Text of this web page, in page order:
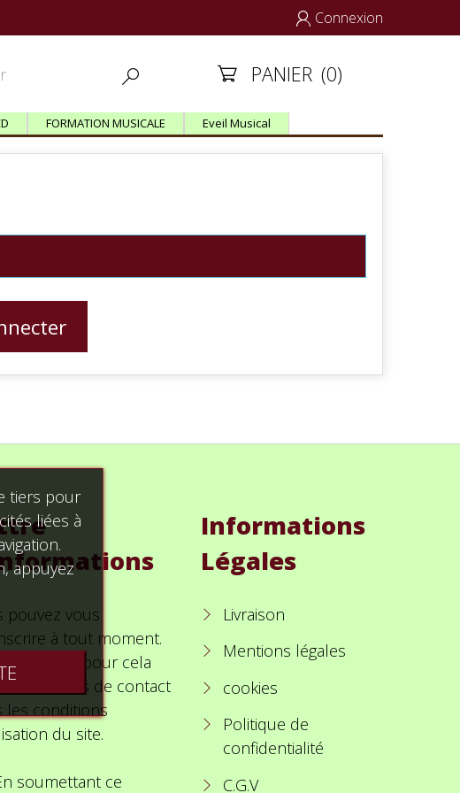
 Connexion
  PANIER (0)
FORMATION MUSICALE Eveil Musical
pouvez vous
à tout moment.
trouverez pour cela
de contact
les conditions
du site.
soumettant ce
Informations
Légales
Livraison
Mentions légales
cookies
Politique de
confidentialité
C.G.V
tiers pour
liées à
appuyez